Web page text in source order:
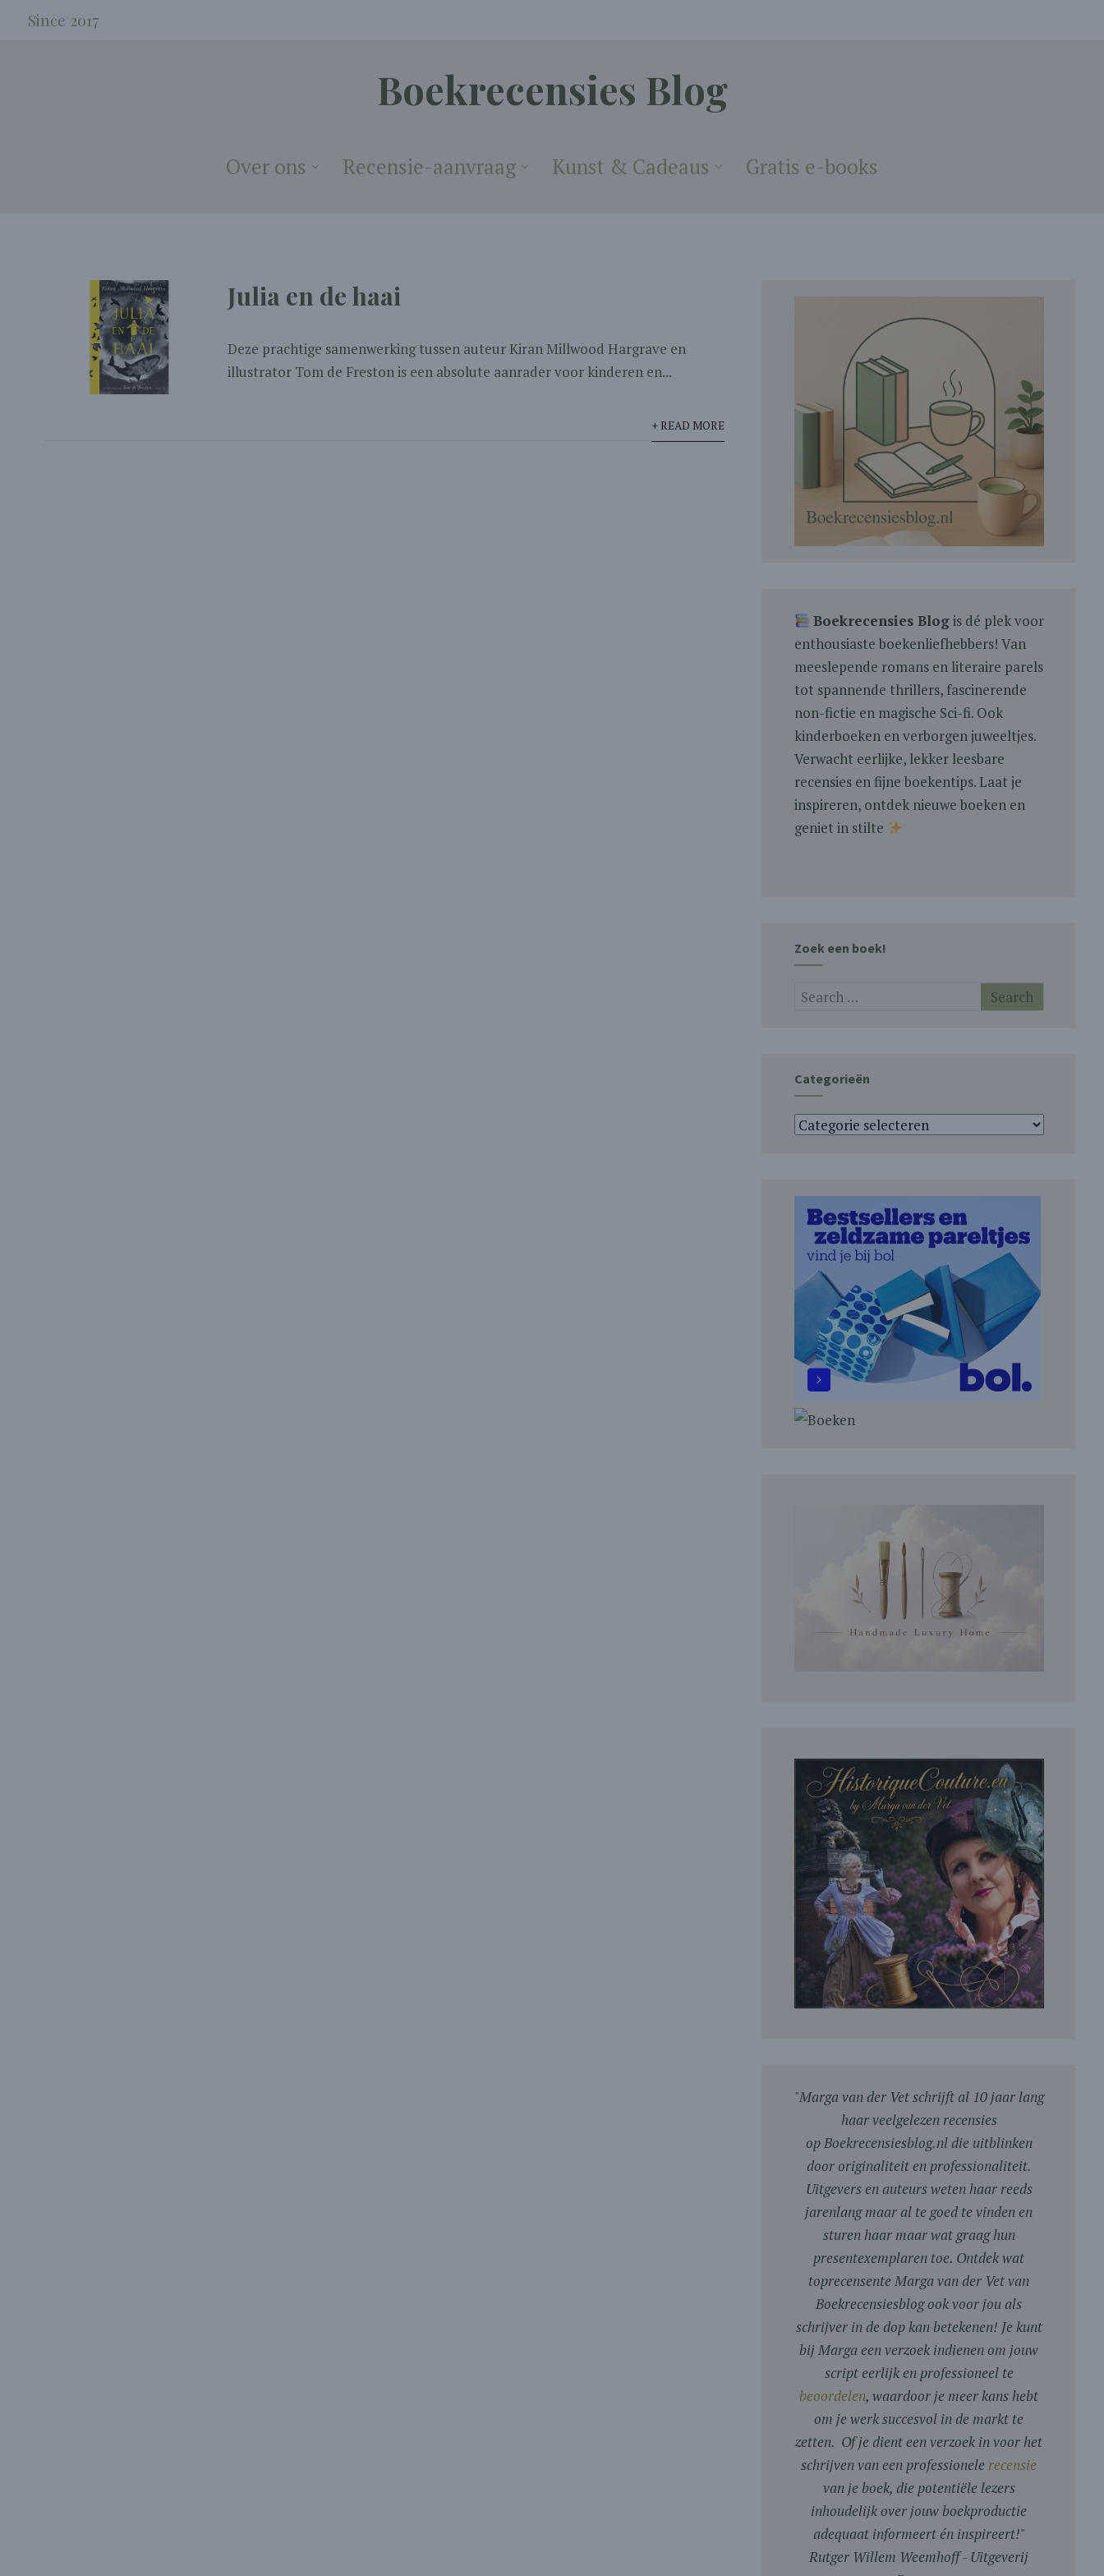
Since 2017
Boekrecensies Blog
Over ons Recensie-aanvraag Kunst & Cadeaus Gratis e-books
Julia en de haai
Deze prachtige samenwerking tussen auteur Kiran Millwood Hargrave en
illustrator Tom de Freston is een absolute aanrader voor kinderen en...
+ READ MORE
Boekrecensies Blogis dé plek voor
enthousiaste boekenliefhebbers! Van
meeslepende romans en literaire parels
tot spannende thrillers, fascinerende
non-fictie en magische Sci-fi. Ook
kinderboeken en verborgen juweeltjes.
Verwacht eerlijke, lekker leesbare
recensies en fijne boekentips. Laat je
inspireren, ontdek nieuwe boeken en
geniet in stilte
Zoek een boek!
Categorieën
Categorieën
"Marga van der Vet schrijft al 10 jaar lang
haar veelgelezen recensies
op Boekrecensiesblog.nl die uitblinken
door originaliteit en professionaliteit.
Uitgevers en auteurs weten haar reeds
jarenlang maar al te goed te vinden en
sturen haar maar wat graag hun
presentexemplaren toe. Ontdek wat
toprecensente Marga van der Vet van
Boekrecensiesblog ook voor jou als
schrijver in de dop kan betekenen! Je kunt
bij Marga een verzoek indienen om jouw
script eerlijk en professioneel te
beoordelen, waardoor je meer kans hebt
om je werk succesvol in de markt te
zetten. Of je dient een verzoek in voor het
schrijven van een professionele recensie
van je boek, die potentiële lezers
inhoudelijk over jouw boekproductie
adequaat informeert én inspireert!"
Rutger Willem Weemhoff - Uitgeverij